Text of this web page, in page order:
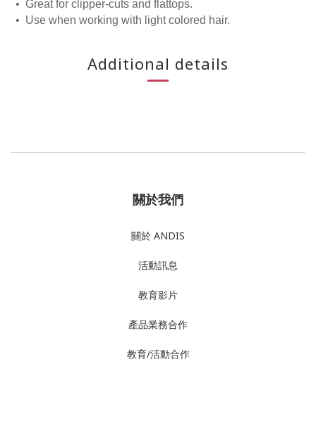
• Great for clipper-cuts and flattops.
• Use when working with light colored hair.
Additional details
關於我們
關於 ANDIS
活動訊息
教育影片
產品業務合作
教育/活動合作